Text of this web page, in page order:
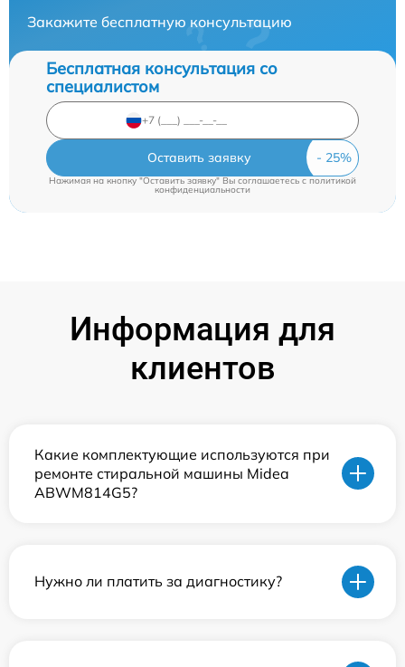
Закажите бесплатную консультацию
Бесплатная консультация со
специалистом
Оставить заявку
Нажимая на кнопку "Оставить заявку" Вы соглашаетесь cполитикой
конфиденциальности
Информация для
клиентов
Какие комплектующие используются при
ремонте стиральной машины Midea
ABWM814G5?
Нужно ли платить за диагностику?